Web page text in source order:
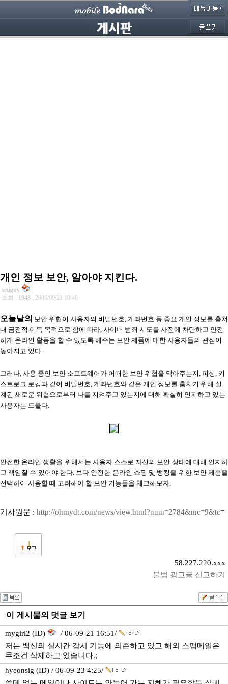
개인 정보 보안, 알아야 지킨다.
setiguy
조회 : 1948 , 2006/09/21 10:46
오늘날의 보안 위협이 사용자의 비밀번호, 계좌번호 등 중요 개인 정보를 훔쳐
내 금전적 이득 목적으로 함에 따라, 사이버 범죄 시도를 사전에 차단하고 안전
하게 온라인 활동을 할 수 있도록 해주는 보안 제품에 대한 사용자들의 관심이
높아지고 있다.
그러나, 사용 중인 보안 소프트웨어가 어떠한 보안 위협을 막아주는지, 피싱, 키
스트로크 로깅과 같이 비밀번호, 계좌번호와 같은 개인 정보를 훔치기 위해 설
계된 새로운 위협으로부터 나를 지켜주고 있는지에 대해 확실히 인지하고 있는
사용자는 드물다.
안전한 온라인 생활을 위해서는 사용자 스스로 자신의 보안 상태에 대해 인지하
고 책임질 수 있어야 한다. 보다 안전한 온라인 쇼핑 및 뱅킹을 위한 보안 제품을
선택하여 사용할 때 고려해야 할 보안 기능들을 체크해보자.
기사원문 : http://ohmydt.com/news/view.html?num=2784&mc=9&tc=
1
58.227.220.xxx
불법 광고글 신고하기
이 게시물의 댓글 보기
mygirl2 (ID)
/ 06-09-21 16:51/
저는 백신의 실시간 감시 기능에 의존하고 있고 해외 스팸메일은
무조건 삭제하고 있습니다.;
hyeonsig (ID) / 06-09-23 4:25/